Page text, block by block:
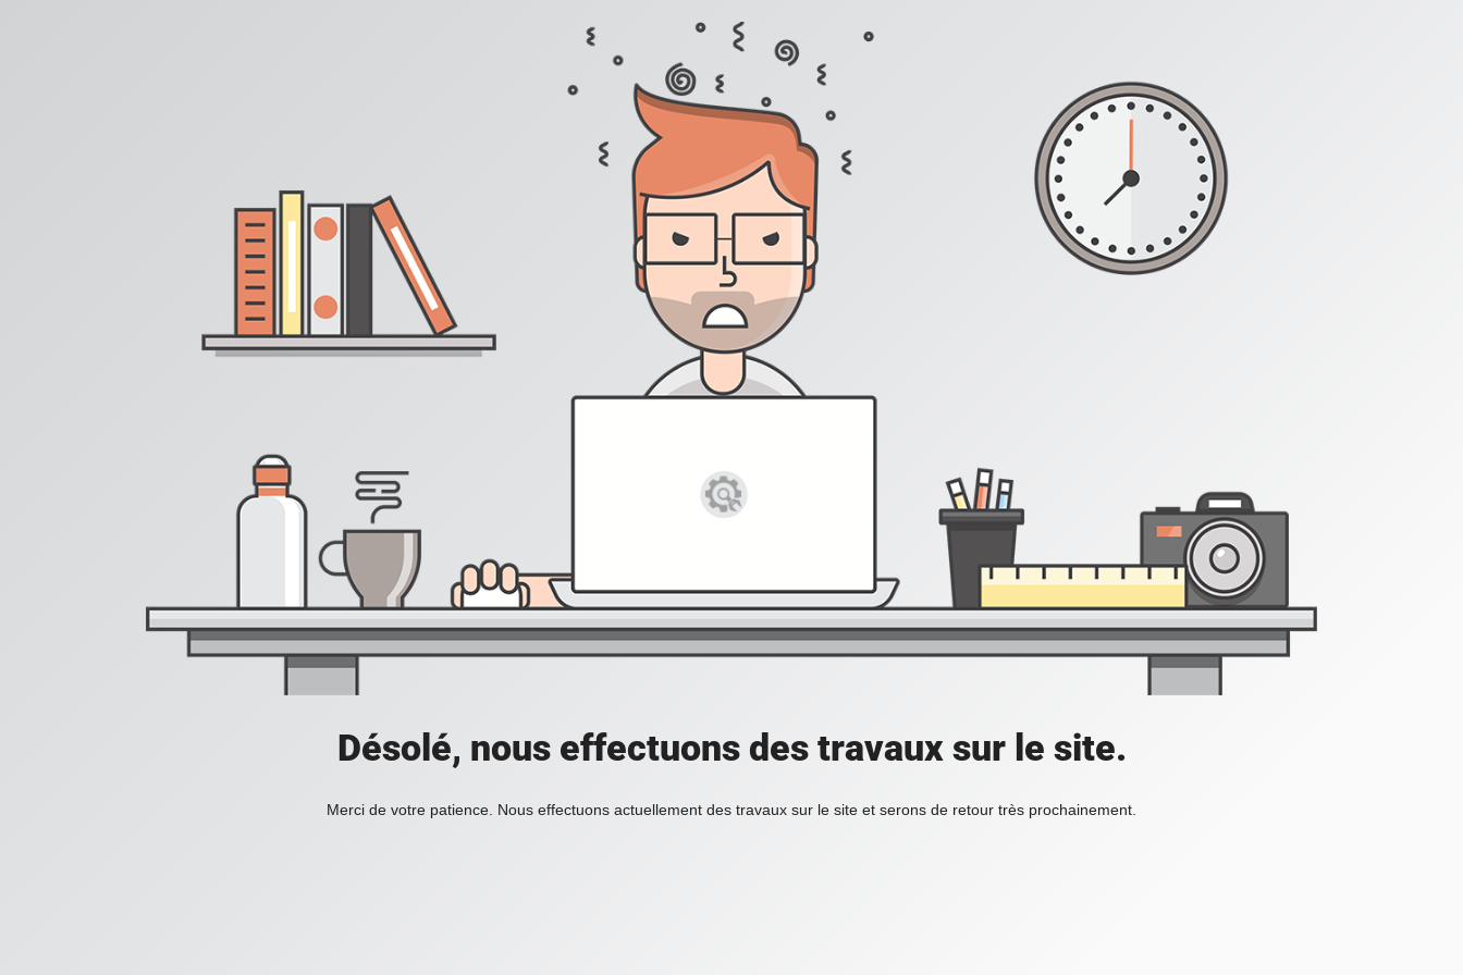
Désolé, nous effectuons des travaux sur le site.
Merci de votre patience. Nous effectuons actuellement des travaux sur le site et serons de retour très prochainement.